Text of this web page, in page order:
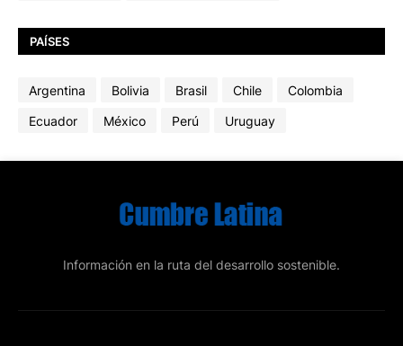
PAÍSES
Argentina Bolivia Brasil Chile
Colombia
Ecuador
México Perú Uruguay
Información en la ruta del desarrollo sostenible.